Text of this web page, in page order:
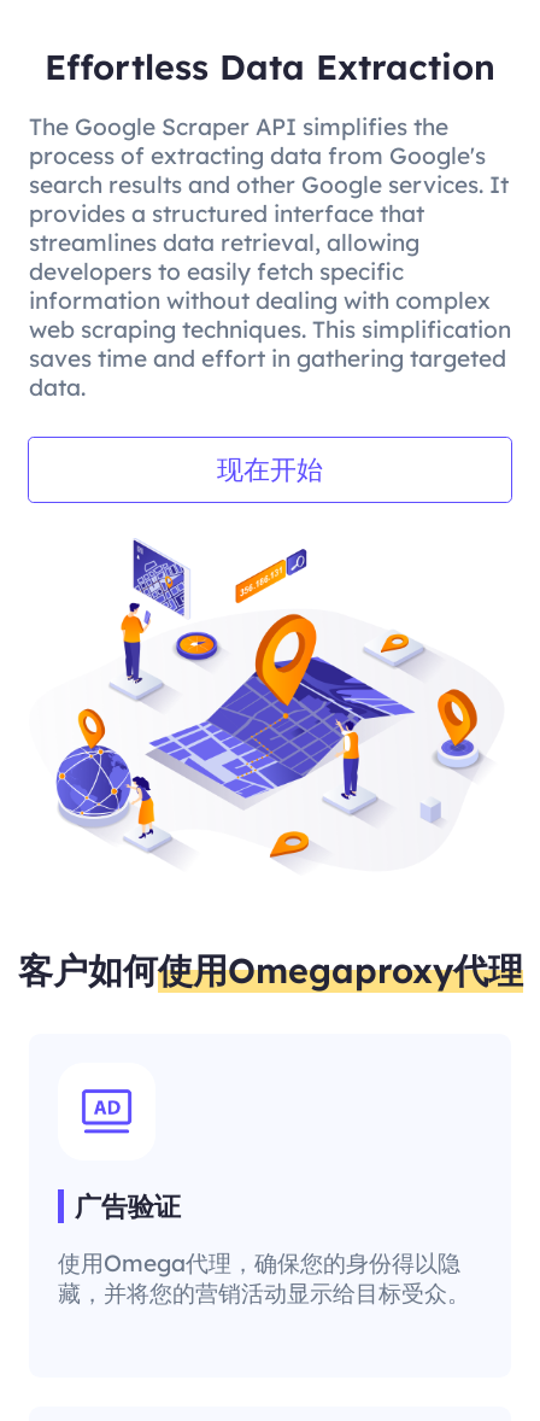
Effortless Data Extraction
The Google Scraper API simplifies the
process of extracting data from Google's
search results and other Google services. It
provides a structured interface that
streamlines data retrieval, allowing
developers to easily fetch specific
information without dealing with complex
web scraping techniques. This simplification
saves time and effort in gathering targeted
data.
现在开始
客户如何使用Omegaproxy代理
广告验证
使用Omega代理，确保您的身份得以隐
藏，并将您的营销活动显示给目标受众。